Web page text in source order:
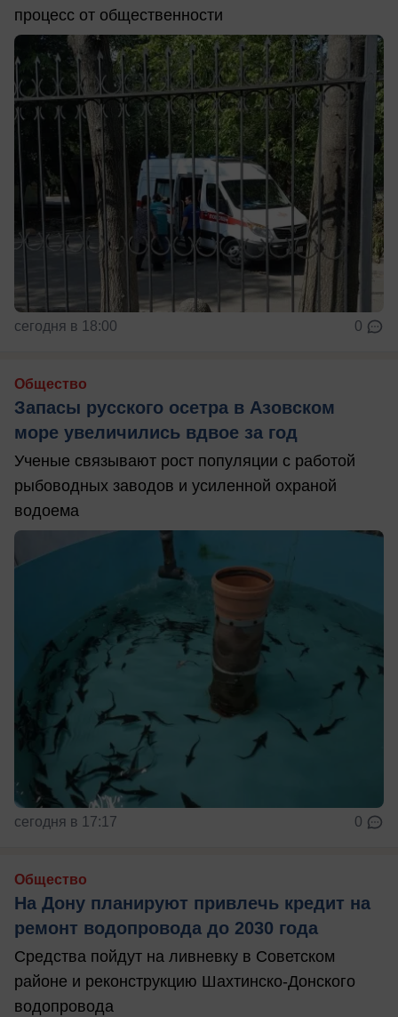
процесс от общественности
сегодня в 18:00 0
Общество
Запасы русского осетра в Азовском
море увеличились вдвое за год
Ученые связывают рост популяции с работой
рыбоводных заводов и усиленной охраной
водоема
сегодня в 17:17 0
Общество
На Дону планируют привлечь кредит на
ремонт водопровода до 2030 года
Средства пойдут на ливневку в Советском
районе и реконструкцию Шахтинско-Донского
водопровода